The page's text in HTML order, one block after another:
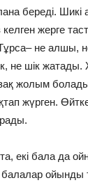
береді.
жерге
не алшы,
не шік
жолым
жүрген.
екі бала да
балалар ойынды